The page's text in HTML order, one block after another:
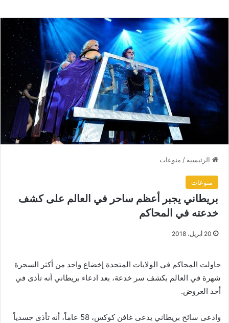
الرئيسية / منوعات
منوعات
بريطاني يجبر أعظم ساحر في العالم على كشف
خدعته في المحاكم
20 أبريل، 2018
حاولت المحاكم في الولايات المتحدة إخضاع واحد من أكثر السحرة
شهرة في العالم بكشف سر خدعة، بعد ادعاء بريطاني أنه تأذى في
أحد العروض.
وادعى سائح بريطاني يدعى غافن كوكس، 58 عاماً، أنه تأذى جسدياً